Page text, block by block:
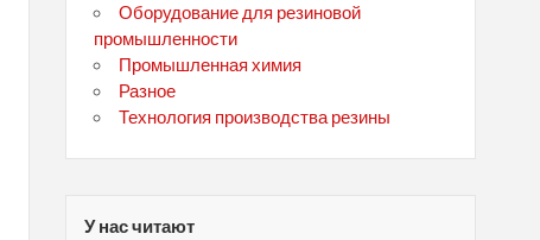
Оборудование для резиновой
промышленности
Промышленная химия
Разное
Технология производства резины
У нас читают